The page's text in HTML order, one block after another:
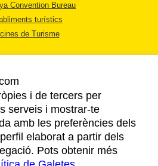
Convention Bureau
turístics
de Turisme
AVÍS LEGAL
DE PRIVACITAT
COOKIES
i de tercers per
serveis i mostrar-te
amb les preferències dels
elaborat a partir dels
Pots obtenir més